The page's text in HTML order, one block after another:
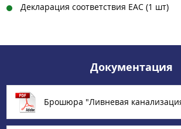
Декларация соответствия ЕАС (1 шт)
Документация
Брошюра "Ливневая